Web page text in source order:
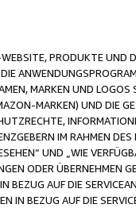
PRODUKTE UND
MARKEN UND
MARKEN) UND DIE
IM RAHMEN
UND „WIE
ODER ÜBERNEHMEN
BEZUG AUF DIE
IN BEZUG AUF DIE